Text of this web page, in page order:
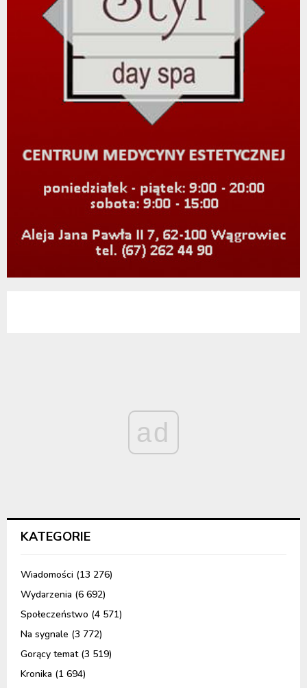
ad
KATEGORIE
Wiadomości (13 276)
Wydarzenia (6 692)
Społeczeństwo (4 571)
Na sygnale (3 772)
Gorący temat(3 519)
Kronika (1 694)